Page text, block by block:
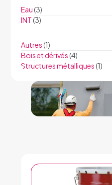
Eau(3)
INT(3)
Autres(1)
Bois et dérivés(4)
Structures métalliques(1)